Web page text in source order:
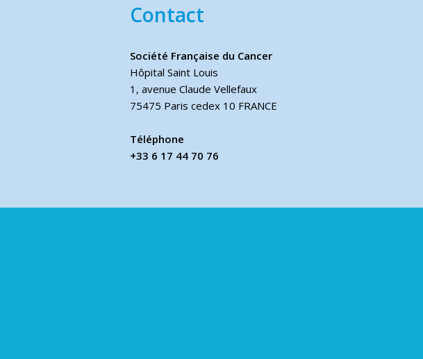
Contact
Société Française du Cancer
Hôpital Saint Louis
1, avenue Claude Vellefaux
75475 Paris cedex 10 FRANCE
Téléphone
+33 6 17 44 70 76